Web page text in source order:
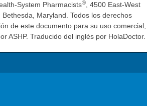
System Pharmacists®, 4500 East-West
Bethesda, Maryland. Todos los derechos
de este documento para su uso comercial,
ASHP. Traducido del inglés por HolaDoctor.